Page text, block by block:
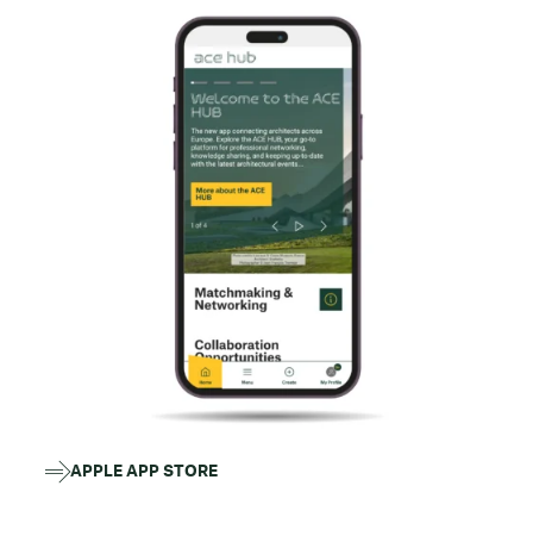
APPLE APP STORE